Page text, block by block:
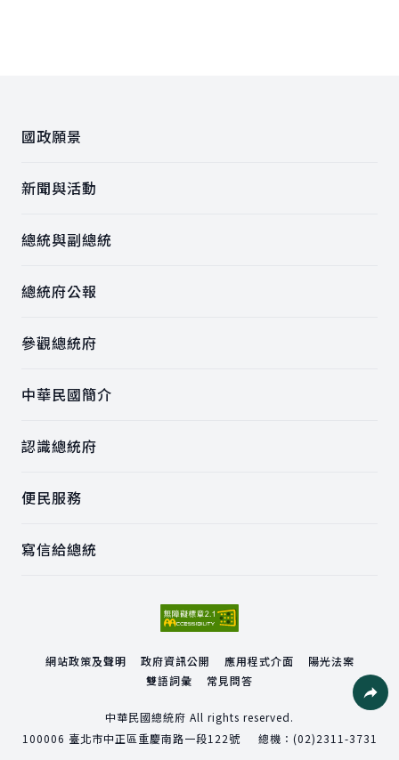
國政願景
新聞與活動
總統與副總統
總統府公報
參觀總統府
中華民國簡介
認識總統府
便民服務
寫信給總統
網站政策及聲明 政府資訊公開 應用程式介面
陽光法案
雙語詞彙
常見問答
中華民國總統府 All rights reserved.
100006 臺北市中正區重慶南路一段122號 總機： (02)2311-3731